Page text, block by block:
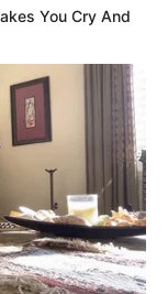
You Cry And